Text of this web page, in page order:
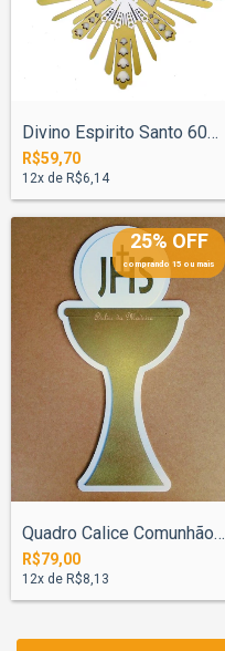
Divino Espirito Santo 60cm N°3 - Pintado
R$59,70
12x de R$6,14
25% OFF
comprando 15 ou mais
Quadro Calice Comunhão 70cm Pintado
R$79,00
12x de R$8,13